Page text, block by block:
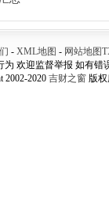
- XML地图 - 网站地图
为 欢迎监督举报 如有错
2002-2020 吉财之窗版权